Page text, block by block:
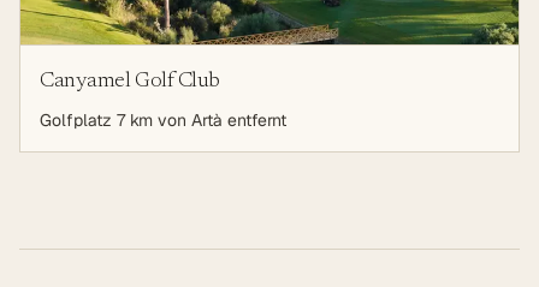
Canyamel Golf Club
Golfplatz 7 km von Artà entfernt